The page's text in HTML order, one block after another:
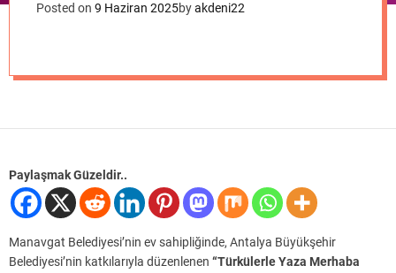
Posted on 9 Haziran 2025byakdeni22
Paylaşmak Güzeldir..
Manavgat Belediyesi’nin ev sahipliğinde, Antalya Büyükşehir
Belediyesi’nin katkılarıyla düzenlenen “Türkülerle Yaza Merhaba